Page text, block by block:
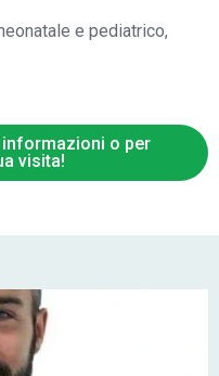
e pediatrico,
o per
visita!